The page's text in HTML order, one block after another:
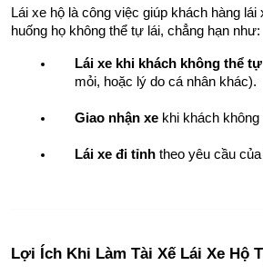
Lái xe hộ là công việc giúp khách hàng
huống họ không thể tự lái, chẳng hạn như:
Lái xe khi khách không thể
mỏi, hoặc lý do cá nhân khác).
Giao nhận xe khi khách không
Lái xe đi tỉnh theo yêu cầu
Lợi Ích Khi Làm Tài Xế Lái Xe Hộ